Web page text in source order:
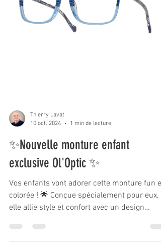
Thierry Lavat
10 oct. 2024
1 min de lecture
✨Nouvelle monture enfant
exclusive Ol'Optic ✨
Vos enfants vont adorer cette monture fun et
colorée ! 🌟 Conçue spécialement pour eux,
elle allie style et confort avec un design